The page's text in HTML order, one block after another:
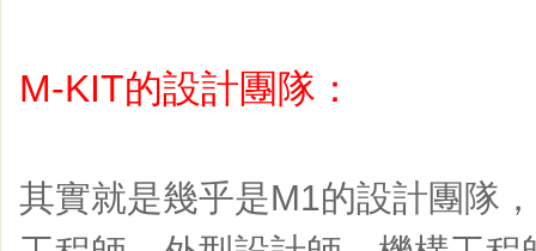
M-KIT的設計團隊：
其實就是幾乎是M1的設計團隊